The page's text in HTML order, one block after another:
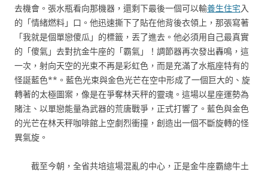
去機會。張水瓶看向那機器，還剩下最後一個可以輸養生住宅入
的「情緒燃料」口。他迅速撕下了貼在他背後衣領上，那張寫著
「我就是個單戀傻瓜」的標籤，丟了進去。他必須用自己最真實
的「傻氣」去對抗金牛座的「霸氣」！調節器再次發出轟鳴，這
一次，射向天空的光束不再是彩虹色，而是充滿了水瓶座特有的
怪誕藍色**。藍色光束與金色光芒在空中形成了一個巨大的、旋
轉著的太極圖案，像是在爭奪林天秤的靈魂。這場以星座運勢為
賭注、以單戀能量為武器的荒唐戰爭，正式打響了。藍色與金色
的光芒在林天秤咖啡館上空劇烈衝撞，創造出一個不斷旋轉的怪
異氣旋。
截至今朝，全省共培這場混亂的中心，正是金牛座霸總牛土